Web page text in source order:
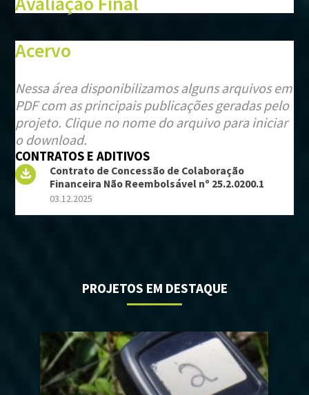
Acervo
Nessa área disponibilizamos alguns arquivos em
PDF com as principais publicações geradas pelo
projeto. Clique no nome do arquivo para iniciar
o download.
CONTRATOS E ADITIVOS
Contrato de Concessão de Colaboração
Financeira Não Reembolsável nº 25.2.0200.1
03.12.2025
PROJETOS EM DESTAQUE